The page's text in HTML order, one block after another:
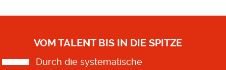
VOM TALENT BIS IN DIE SPITZE
Durch die systematische